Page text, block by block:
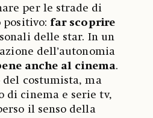
per le strade di
positivo:far scoprire
delle star. In un
dell’autonomia
anche al cinema.
costumista, ma
di cinema e serie tv,
il senso della